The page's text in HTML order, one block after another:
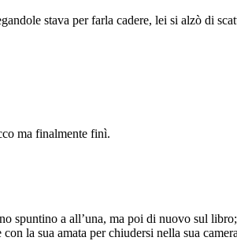
stava per farla cadere, lei si alzò di
ma finalmente finì.
spuntino a all’una, ma poi di nuovo sul
la sua amata per chiudersi nella sua